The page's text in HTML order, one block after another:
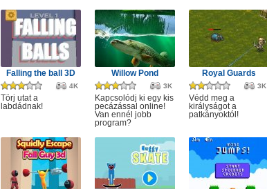
Falling the ball 3D
4K
Törj utat a
labdádnak!
Willow Pond
3K
Kapcsolódj ki egy kis
pecázással online!
Van ennél jobb
program?
Royal Guards
3K
Védd meg a
királyságot a
patkányoktól!